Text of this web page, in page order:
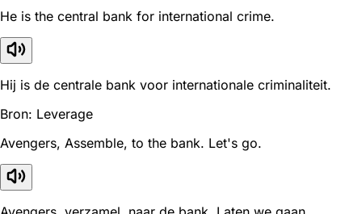
He is the central bank for international crime.
Hij is de centrale bank voor internationale criminaliteit.
Bron: Leverage
Avengers, Assemble, to the bank. Let's go.